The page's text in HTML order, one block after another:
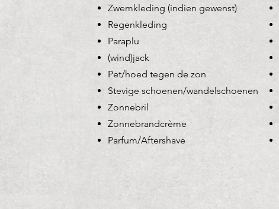
Zwemkleding (indien gewenst)
Regenkleding
Paraplu
(wind)jack
Pet/hoed tegen de zon
Stevige schoenen/wandelschoenen
Zonnebril
Zonnebrandcrème
Parfum/Aftershave